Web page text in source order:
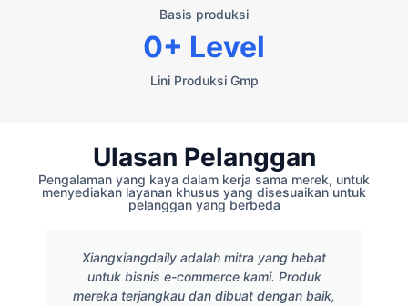
Basis produksi
Lini Produksi Gmp
0+ Level
Ulasan Pelanggan
Pengalaman yang kaya dalam kerja sama merek, untuk
menyediakan layanan khusus yang disesuaikan untuk
pelanggan yang berbeda
Xiangxiangdaily adalah mitra yang hebat
untuk bisnis e-commerce kami. Produk
mereka terjangkau dan dibuat dengan baik,